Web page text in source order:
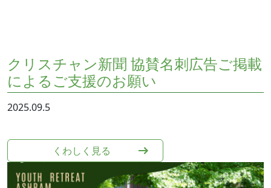
クリスチャン新聞 協賛名刺広告ご掲載
によるご支援のお願い
2025.09.5
くわしく⾒る